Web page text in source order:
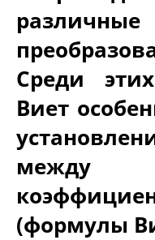
Среди
Виет
между
(формулы